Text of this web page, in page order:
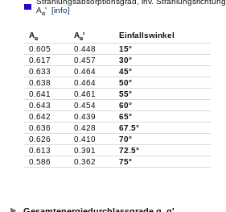
Ae' [info]
Ae Ae'
Einfallswinkel
0.605
0.448
15°
0.617
0.457
30°
0.633
0.464
45°
0.638
0.464
50°
0.641
0.461
55°
0.643
0.454
60°
0.642
0.439
65°
0.636
0.428
67.5°
0.626
0.410
70°
0.613
0.391
72.5°
0.586
0.362 75°